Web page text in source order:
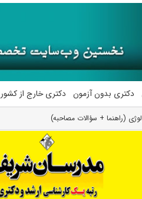
دکتری بدون آزمون دکتری خارج از کشور
(راهنما + سؤالات مصاحبه)